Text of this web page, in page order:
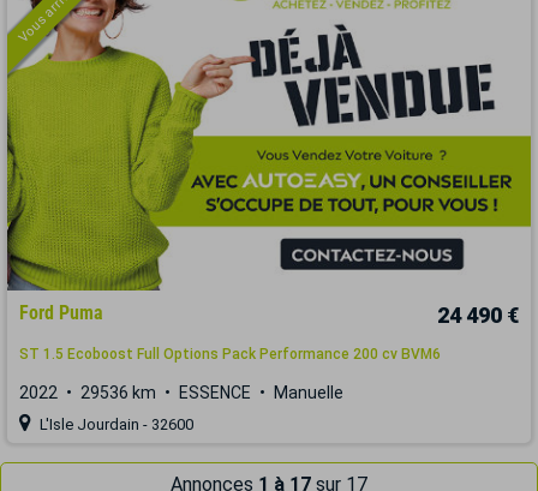
Ford Puma 24 490 €
ST 1.5 Ecoboost Full Options Pack Performance 200 cv BVM6
2022 29536 km ESSENCE Manuelle
L'Isle Jourdain - 32600
Annonces 1 à 17 sur 17